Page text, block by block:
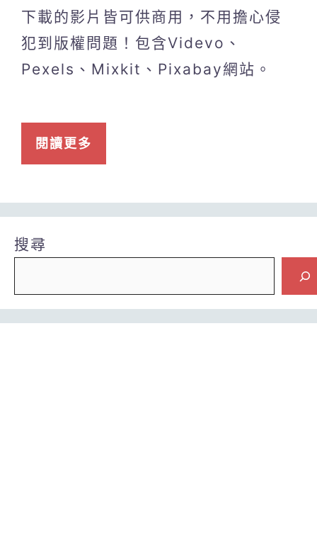
下載的影片皆可供商用，不用擔心侵
犯到版權問題！包含Videvo、
Pexels、Mixkit、Pixabay網站。
閱讀更多
搜尋